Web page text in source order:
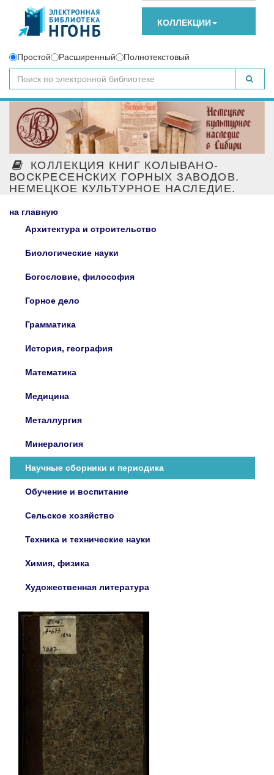
КОЛЛЕКЦИИ
Простой Расширенный Полнотекстовый
КОЛЛЕКЦИЯ КНИГ КОЛЫВАНО-
ВОСКРЕСЕНСКИХ ГОРНЫХ ЗАВОДОВ.
НЕМЕЦКОЕ КУЛЬТУРНОЕ НАСЛЕДИЕ.
на главную
Архитектура и строительство
Биологические науки
Богословие, философия
Горное дело
Грамматика
История, география
Математика
Медицина
Металлургия
Минералогия
Научные сборники и периодика
Обучение и воспитание
Сельское хозяйство
Техника и технические науки
Химия, физика
Художественная литература